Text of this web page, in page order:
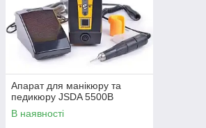
Апарат для манікюру та
педикюру JSDA 5500В
В наявності